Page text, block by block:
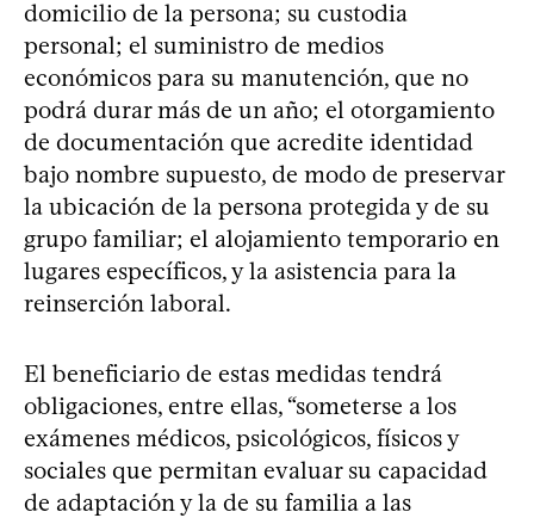
domicilio de la persona; su custodia
personal; el suministro de medios
económicos para su manutención, que no
podrá durar más de un año; el otorgamiento
de documentación que acredite identidad
bajo nombre supuesto, de modo de preservar
la ubicación de la persona protegida y de su
grupo familiar; el alojamiento temporario en
lugares específicos, y la asistencia para la
reinserción laboral.
El beneficiario de estas medidas tendrá
obligaciones, entre ellas, “someterse a los
exámenes médicos, psicológicos, físicos y
sociales que permitan evaluar su capacidad
de adaptación y la de su familia a las